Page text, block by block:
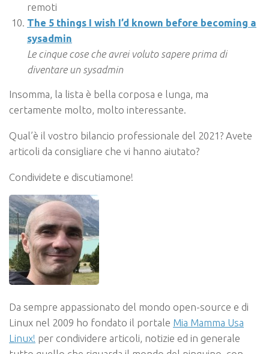
remoti
The 5 things I wish I’d known before becoming a
sysadmin
Le cinque cose che avrei voluto sapere prima di
diventare un sysadmin
Insomma, la lista è bella corposa e lunga, ma
certamente molto, molto interessante.
Qual’è il vostro bilancio professionale del 2021? Avete
articoli da consigliare che vi hanno aiutato?
Condividete e discutiamone!
Da sempre appassionato del mondo open-source e di
Linux nel 2009 ho fondato il portale Mia Mamma Usa
Linux! per condividere articoli, notizie ed in generale